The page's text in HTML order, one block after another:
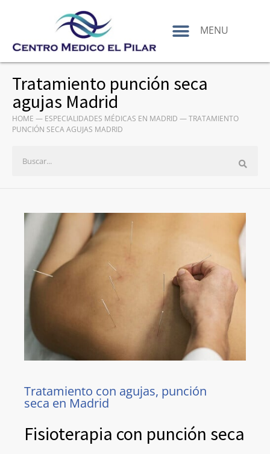
MENU
Tratamiento punción seca
agujas Madrid
HOME — ESPECIALIDADES MÉDICAS EN MADRID —TRATAMIENTO
PUNCIÓN SECA AGUJAS MADRID
Tratamiento con agujas, punción
seca en Madrid
Fisioterapia con punción seca